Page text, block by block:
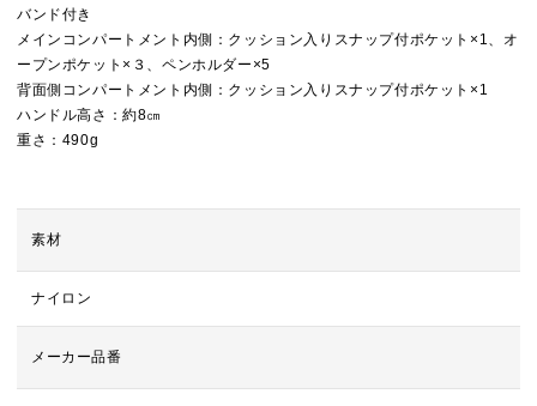
バンド付き
メインコンパートメント内側：クッション入りスナップ付ポケット×1、オ
ープンポケット×３、ペンホルダー×5
背面側コンパートメント内側：クッション入りスナップ付ポケット×1
ハンドル高さ：約8㎝
重さ：490g
素材
ナイロン
メーカー品番